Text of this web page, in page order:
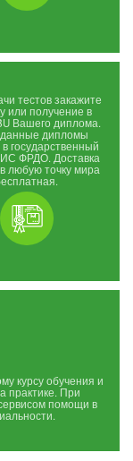
тестов закажите
или получение в
Вашего диплома.
дипломы
государственный
ФРДО. Доставка
любую точку мира
курсу обучения и
практике. При
помощи в